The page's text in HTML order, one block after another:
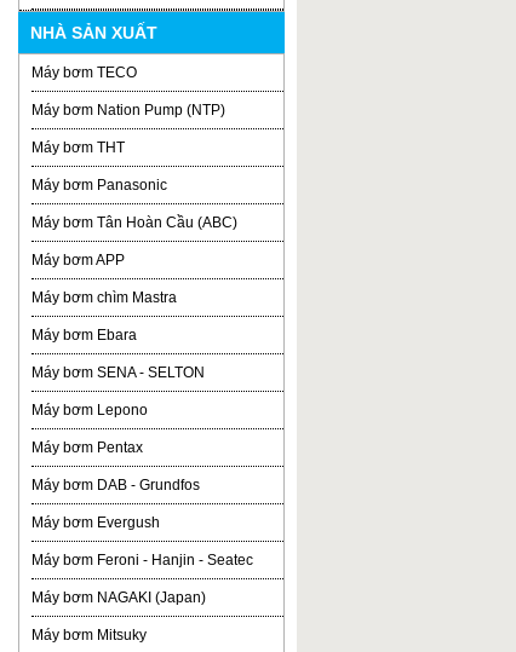
NHÀ SẢN XUẤT
Máy bơm TECO
Máy bơm Nation Pump (NTP)
Máy bơm THT
Máy bơm Panasonic
Máy bơm Tân Hoàn Cầu (ABC)
Máy bơm APP
Máy bơm chìm Mastra
Máy bơm Ebara
Máy bơm SENA - SELTON
Máy bơm Lepono
Máy bơm Pentax
Máy bơm DAB - Grundfos
Máy bơm Evergush
Máy bơm Feroni - Hanjin - Seatec
Máy bơm NAGAKI (Japan)
Máy bơm Mitsuky